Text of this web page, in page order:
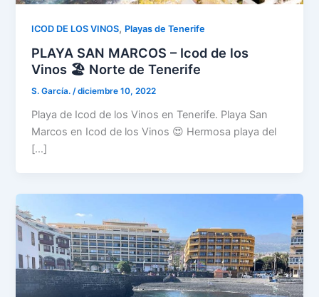
ICOD DE LOS VINOS, Playas de Tenerife
PLAYA SAN MARCOS – Icod de los
Vinos 🏖️ Norte de Tenerife
S. García./diciembre 10, 2022
Playa de Icod de los Vinos en Tenerife. Playa San
Marcos en Icod de los Vinos 😍 Hermosa playa del
[…]